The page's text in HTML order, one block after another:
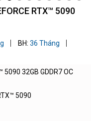
RTX™ 5090
BH: 36 Tháng
5090 32GB GDDR7 OC
5090